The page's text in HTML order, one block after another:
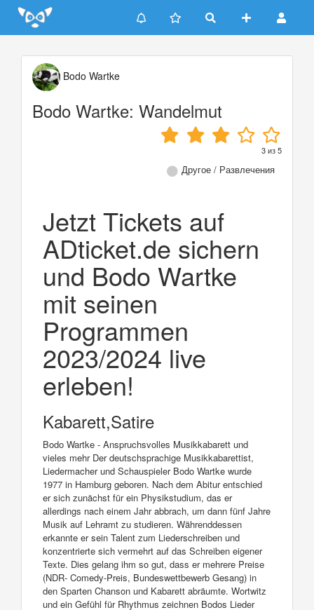
Update cookies preferences
Bodo Wartke
Bodo Wartke: Wandelmut
3из5
Другое / Развлечения
Jetzt Tickets auf
ADticket.de sichern
und Bodo Wartke
mit seinen
Programmen
2023/2024 live
erleben!
Kabarett,Satire
Bodo Wartke - Anspruchsvolles Musikkabarett und
vieles mehr Der deutschsprachige Musikkabarettist,
Liedermacher und Schauspieler Bodo Wartke wurde
1977 in Hamburg geboren. Nach dem Abitur entschied
er sich zunächst für ein Physikstudium, das er
allerdings nach einem Jahr abbrach, um dann fünf Jahre
Musik auf Lehramt zu studieren. Währenddessen
erkannte er sein Talent zum Liederschreiben und
konzentrierte sich vermehrt auf das Schreiben eigener
Texte. Dies gelang ihm so gut, dass er mehrere Preise
(NDR- Comedy-Preis, Bundeswettbewerb Gesang) in
den Sparten Chanson und Kabarett abräumte. Wortwitz
und ein Gefühl für Rhythmus zeichnen Bodos Lieder